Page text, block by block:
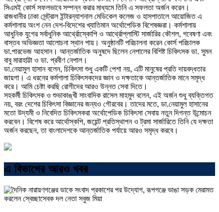
সিএমই কোর্স সফলভাবে সম্পন্ন করার মাধ্যমে তিনি এ সফলতা অর্জন করেন।
রাজধানীর ঢাকা সেন্ট্রাল ইন্টারন্যাশনাল মেডিকেল কলেজ ও হাসপাতালে আয়োজিত এ
কর্মশালায় অংশ নেন দেশ-বিদেশের খ্যাতিমান অর্থোপেডিক বিশেষজ্ঞরা। কর্মশালায়
আধুনিক যুগের সর্বাধুনিক আর্থ্রোস্কোপি ও আর্থ্রোপ্লাস্টি সার্জারির কৌশল, গবেষণা এবং
বাস্তব অভিজ্ঞতা আলোচনা স্থান পায়। অনুষ্ঠানটি পরিচালনা করেন কোর্স পরিচালক
ডা.পারভেজ আহসান। আন্তর্জাতিক অনুষদে ছিলেন নেপালের বিশিষ্ট চিকিৎসক ডা. সুমন
বাবু মারাহাট্টা ও ডা. প্রবীণ নেপাল।
ডা.নেয়ামুল হাসান বলেন, চিকিৎসা শুধু একটি পেশা নয়, এটি মানুষের প্রতি দায়বদ্ধতার
জায়গা। এ ধরনের কর্মশালা চিকিৎসকদের জ্ঞান ও দক্ষতাকে আন্তর্জাতিক মানে সমৃদ্ধ
করে। আমি চেষ্টা করছি রোগীদের আরও উন্নত সেবা দিতে।
সহকর্মী চিকিৎসক ও শুভাকাঙ্খী সাংবাদিক রাসেল মাহমুদ বলেন, এই অর্জন শুধু ব্যক্তিগত
নয়, বরং দেশের চিকিৎসা বিজ্ঞানের জন্যও গৌরবের। তাদের মতে, ডা.নেয়ামুল হাসানের
মতো উদ্যমী ও নিবেদিত চিকিৎসকরা অর্থোপেডিক চিকিৎসা সেবায় নতুন দিগন্ত উন্মোচন
করবেন। বিশেষ করে আর্থোস্কপি, জয়েন্ট প্রতিস্থাপন ও ট্রমা সার্জারিতে তিনি যে দক্ষতা
অর্জন করছেন, তা বাংলাদেশকে আন্তর্জাতিক পর্যায়ে আরও সমৃদ্ধ করবে।
এ বিভাগের আরও খবর